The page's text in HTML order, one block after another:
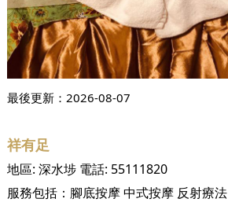
最後更新： 2026-08-07
祥有足
地區: 深水埗電話: 55111820
服務包括： 腳底按摩中式按摩 反射療法